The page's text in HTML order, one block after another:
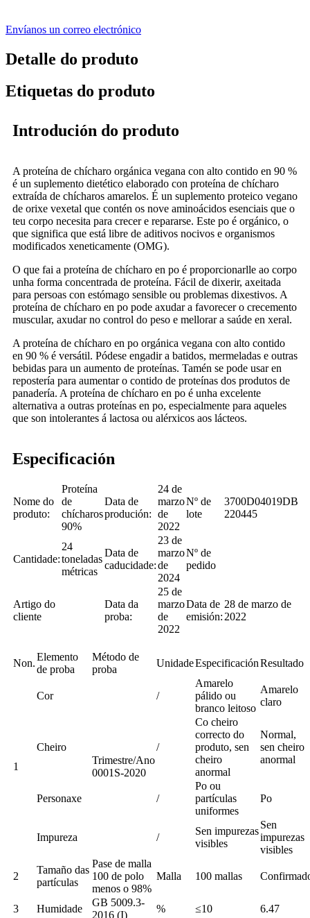
Envíanos un correo electrónico
Detalle do produto
Etiquetas do produto
Introdución do produto
A proteína de chícharo orgánica vegana con alto contido en 90 %
é un suplemento dietético elaborado con proteína de chícharo
extraída de chícharos amarelos. É un suplemento proteico vegano
de orixe vexetal que contén os nove aminoácidos esenciais que o
teu corpo necesita para crecer e repararse. Este po é orgánico, o
que significa que está libre de aditivos nocivos e organismos
modificados xeneticamente (OMG).
O que fai a proteína de chícharo en po é proporcionarlle ao corpo
unha forma concentrada de proteína. Fácil de dixerir, axeitada
para persoas con estómago sensible ou problemas dixestivos. A
proteína de chícharo en po pode axudar a favorecer o crecemento
muscular, axudar no control do peso e mellorar a saúde en xeral.
A proteína de chícharo en po orgánica vegana con alto contido
en 90 % é versátil. Pódese engadir a batidos, mermeladas e outras
bebidas para un aumento de proteínas. Tamén se pode usar en
repostería para aumentar o contido de proteínas dos produtos de
panadería. A proteína de chícharo en po é unha excelente
alternativa a outras proteínas en po, especialmente para aqueles
que son intolerantes á lactosa ou alérxicos aos lácteos.
Especificación
Nome do
produto:
Proteína
de
chícharos
90%
Data de
produción:
24 de
marzo
de
2022
Nº de
lote
3700D04019DB
220445
Cantidade:
24
toneladas
métricas
Data de
caducidade:
23 de
marzo
de
2024
Nº de
pedido
Artigo do
cliente
Data da
proba:
25 de
marzo
de
2022
Data de
emisión:
28 de marzo de
2022
Non.
Elemento
de proba
Método de
proba
UnidadeEspecificaciónResultado
1
Cor
Trimestre/Ano
0001S-2020
/
Amarelo
pálido ou
branco leitoso
Amarelo
claro
Cheiro /
Co cheiro
correcto do
produto, sen
cheiro
anormal
Normal,
sen cheiro
anormal
Personaxe /
Po ou
partículas
uniformes
Po
Impureza /
Sen impurezas
visibles
Sen
impurezas
visibles
2
Tamaño das
partículas
Pase de malla
100 de polo
menos o 98%
Malla 100 mallas
3 Humidade
GB 5009.3-
2016 (I)
% ≤10 6.47